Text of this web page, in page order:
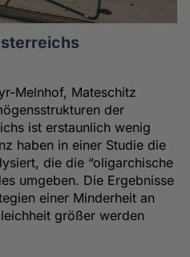
Melnhof, Mateschitz
der
ist erstaunlich wenig
haben in einer Studie die
die die “oligarchische
umgeben. Die Ergebnisse
einer Minderheit an
größer werden